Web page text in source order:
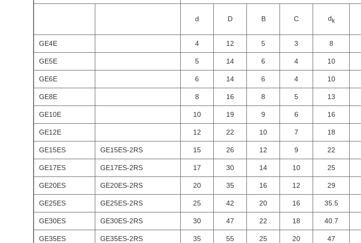
d D B C dk
GE4E 4 12 5 3 8
GE5E 5 14 6 4 10
GE6E 6 14 6 4 10
GE8E 8 16 8 5 13
GE10E 10 19 9 6 16
GE12E 12 22 10 7 18
GE15ES GE15ES-2RS 15 26 12 9 22
GE17ES GE17ES-2RS 17 30 14 10 25
GE20ES GE20ES-2RS 20 35 16 12 29
GE25ES GE25ES-2RS 25 42 20 16 35.5
GE30ES GE30ES-2RS 30 47 22 18 40.7
GE35ES GE35ES-2RS 35 55 25 20 47